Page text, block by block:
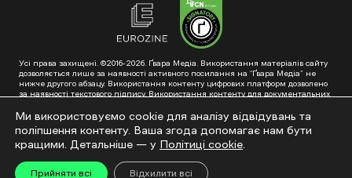
Усі права захищені. ©2016-2026. Ґвара Медіа. Використання матеріалів сайту
дозволяється лише за наявності активного посилання на “Ґвара Медіа” не
нижче другого абзацу. Використання контенту цифрових платформ дозволено
за наявності текстового підпису. Використання контенту для документальних
схвалення від редакції.
Суб’єкт у сфері онлайн-медіа; ідентифікатор медіа – R40-01353. Поштова
адреса: ГО «Ґвара Медіа», 61057, Харків, вул. Гоголя, 14, абонентська скринька
№7400
Підкинь нам тему на пошту – hello@gwaramedia.com
Ми використовуємо cookie для аналізу відвідувань та
поліпшення контенту. Ваша згода допомагає нам бути
кращими. Детальніше — у Політиці cookie
Прийняти всі Відхилити всі